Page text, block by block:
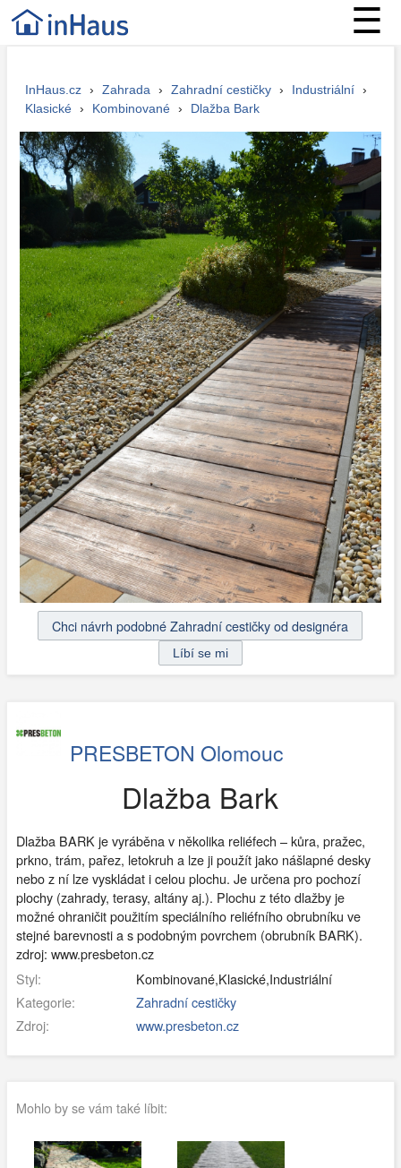
☰
InHaus.cz › Zahrada › Zahradní cestičky › Industriální ›
Klasické › Kombinované › Dlažba Bark
Chci návrh podobné Zahradní cestičky od designéra
PRESBETON Olomouc
Dlažba Bark
Dlažba BARK je vyráběna v několika reliéfech – kůra, pražec,
prkno, trám, pařez, letokruh a lze ji použít jako nášlapné desky
nebo z ní lze vyskládat i celou plochu. Je určena pro pochozí
plochy (zahrady, terasy, altány aj.). Plochu z této dlažby je
možné ohraničit použitím speciálního reliéfního obrubníku ve
stejné barevnosti a s podobným povrchem (obrubník BARK).
zdroj: www.presbeton.cz
Styl:
Kombinované,Klasické,Industriální
Kategorie:
Zahradní cestičky
Zdroj:
www.presbeton.cz
Mohlo by se vám také líbit: